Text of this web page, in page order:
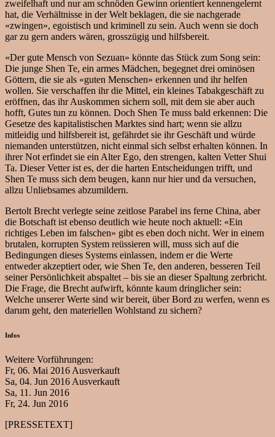
zweifelhaft und nur am schnöden Gewinn orientiert kennengelernt
hat, die Verhältnisse in der Welt beklagen, die sie nachgerade
«zwingen», egoistisch und kriminell zu sein. Auch wenn sie doch
gar zu gern anders wären, grosszügig und hilfsbereit.
«Der gute Mensch von Sezuan» könnte das Stück zum Song sein:
Die junge Shen Te, ein armes Mädchen, begegnet drei ominösen
Göttern, die sie als «guten Menschen» erkennen und ihr helfen
wollen. Sie verschaffen ihr die Mittel, ein kleines Tabakgeschäft zu
eröffnen, das ihr Auskommen sichern soll, mit dem sie aber auch
hofft, Gutes tun zu können. Doch Shen Te muss bald erkennen: Die
Gesetze des kapitalistischen Marktes sind hart; wenn sie allzu
mitleidig und hilfsbereit ist, gefährdet sie ihr Geschäft und würde
niemanden unterstützen, nicht einmal sich selbst erhalten können. In
ihrer Not erfindet sie ein Alter Ego, den strengen, kalten Vetter Shui
Ta. Dieser Vetter ist es, der die harten Entscheidungen trifft, und
Shen Te muss sich dem beugen, kann nur hier und da versuchen,
allzu Unliebsames abzumildern.
Bertolt Brecht verlegte seine zeitlose Parabel ins ferne China, aber
die Botschaft ist ebenso deutlich wie heute noch aktuell: «Ein
richtiges Leben im falschen» gibt es eben doch nicht. Wer in einem
brutalen, korrupten System reüssieren will, muss sich auf die
Bedingungen dieses Systems einlassen, indem er die Werte
entweder akzeptiert oder, wie Shen Te, den anderen, besseren Teil
seiner Persönlichkeit abspaltet – bis sie an dieser Spaltung zerbricht.
Die Frage, die Brecht aufwirft, könnte kaum dringlicher sein:
Welche unserer Werte sind wir bereit, über Bord zu werfen, wenn es
darum geht, den materiellen Wohlstand zu sichern?
Infos
Weitere Vorführungen:
Fr, 06. Mai 2016 Ausverkauft
Sa, 04. Jun 2016 Ausverkauft
Sa, 11. Jun 2016
Fr, 24. Jun 2016
[PRESSETEXT]